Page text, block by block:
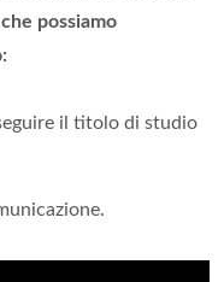
possiamo
il titolo di studio